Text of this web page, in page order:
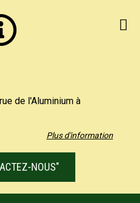
Plus d'information
de l'Aluminium à
le matin, du lundi au
19 11 40 uniquement
NOUS"